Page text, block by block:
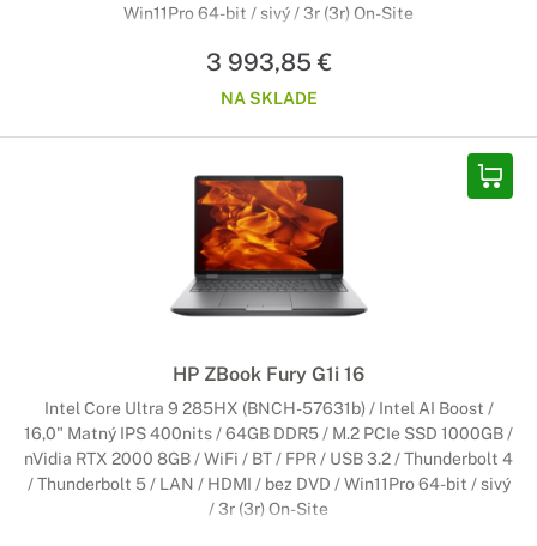
Win11Pro 64-bit / sivý / 3r (3r) On-Site
3 993,85 €
NA SKLADE
HP ZBook Fury G1i 16
Intel Core Ultra 9 285HX (BNCH-57631b) / Intel AI Boost /
16,0" Matný IPS 400nits / 64GB DDR5 / M.2 PCIe SSD 1000GB /
nVidia RTX 2000 8GB / WiFi / BT / FPR / USB 3.2 / Thunderbolt 4
/ Thunderbolt 5 / LAN / HDMI / bez DVD / Win11Pro 64-bit / sivý
/ 3r (3r) On-Site